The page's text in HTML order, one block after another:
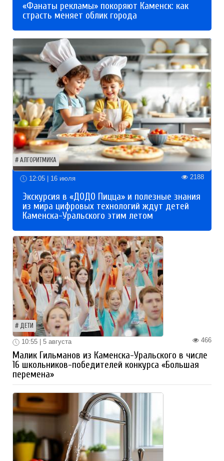
«Фанаты рекламы» покоряют Каменск: как
страсть меняет облик города
АЛГОРИТМИКА
12:05 | 16 июля 2188
Экскурсия в «ДОДО Пицца» и полезные знания
из мира цифровых технологий ждут детей
Каменска-Уральского этим летом
ДЕТИ
466
10:55 | 5 августа
Малик Гильманов из Каменска-Уральского в числе
16 школьников-победителей конкурса «Большая
перемена»